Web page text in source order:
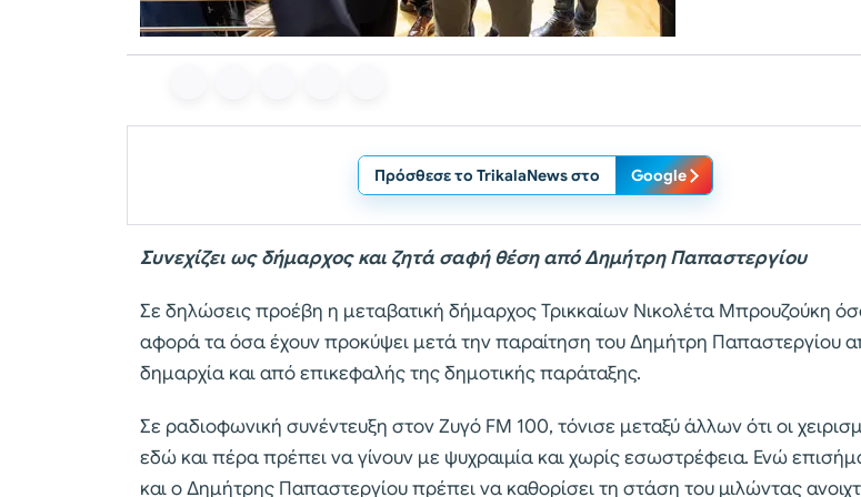
Πρόσθεσε το TrikalaNews στο Google
Συνεχίζει ως δήμαρχος και ζητά σαφή θέση από Δημήτρη Παπαστεργίου
Σε δηλώσεις προέβη η μεταβατική δήμαρχος Τρικκαίων Νικολέτα Μπρουζούκη
αφορά τα όσα έχουν προκύψει μετά την παραίτηση του Δημήτρη Παπαστεργίου
δημαρχία και από επικεφαλής της δημοτικής παράταξης.
Σε ραδιοφωνική συνέντευξη στον Ζυγό FM 100, τόνισε μεταξύ άλλων ότι οι
εδώ και πέρα πρέπει να γίνουν με ψυχραιμία και χωρίς εσωστρέφεια. Ενώ
και ο Δημήτρης Παπαστεργίου πρέπει να καθορίσει τη στάση του μιλώντας